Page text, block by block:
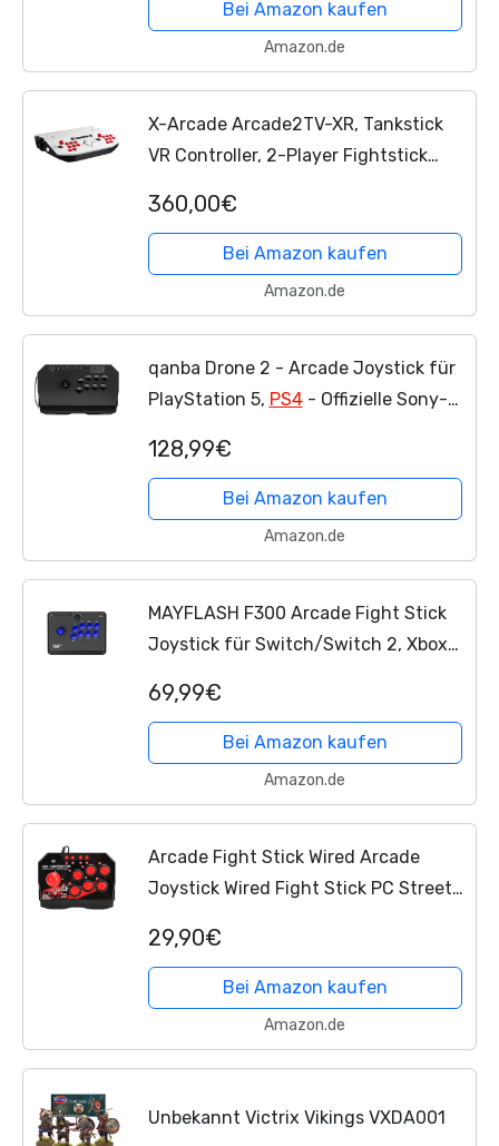
Bei Amazon kaufen
Amazon.de
X-Arcade Arcade2TV-XR, Tankstick
VR Controller, 2-Player Fightstick
Quest 3 Integration with Pinball FX
and Arcade Ranger
360,00€
Bei Amazon kaufen
Amazon.de
qanba Drone 2 - Arcade Joystick für
PlayStation 5, PS4- Offizielle Sony-
kompatibel
128,99€
Bei Amazon kaufen
Amazon.de
MAYFLASH F300 Arcade Fight Stick
Joystick für Switch/Switch 2, Xbox
360, macOS, Windows, Steam Deck,
NeoGeo mini, NeoGeo...
69,99€
Bei Amazon kaufen
Amazon.de
Arcade Fight Stick Wired Arcade
Joystick Wired Fight Stick PC Street
Controller Spiele Zubehör Für
Switch/PC/PS3
29,90€
Bei Amazon kaufen
Amazon.de
Unbekannt Victrix Vikings VXDA001